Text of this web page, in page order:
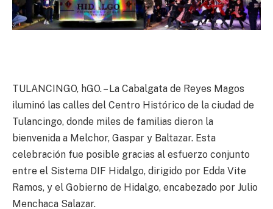
TULANCINGO, hGO. – La Cabalgata de Reyes Magos
iluminó las calles del Centro Histórico de la ciudad de
Tulancingo, donde miles de familias dieron la
bienvenida a Melchor, Gaspar y Baltazar. Esta
celebración fue posible gracias al esfuerzo conjunto
entre el Sistema DIF Hidalgo, dirigido por Edda Vite
Ramos, y el Gobierno de Hidalgo, encabezado por Julio
Menchaca Salazar.